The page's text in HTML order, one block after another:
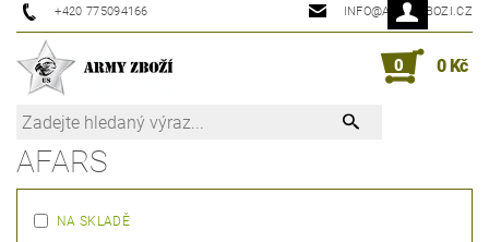
+420 775094166 INFO@ARMYZBOZI.CZ
0 0 Kč
AFARS
NA SKLADĚ